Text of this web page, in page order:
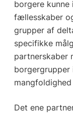
borgere kunne
fællesskaber
grupper af
specifikke
partnerskaber
Det ene